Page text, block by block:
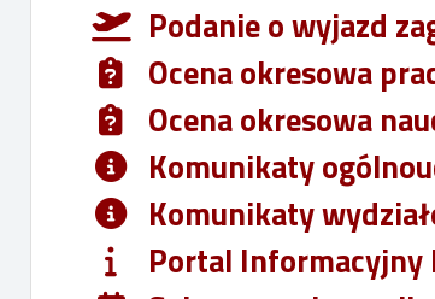
Podanie o wyjazd
Ocena okresowa
Ocena okresowa
Komunikaty
Komunikaty
Portal Informacyjny